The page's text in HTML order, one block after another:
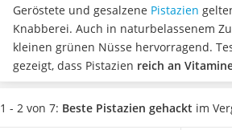
Honig
Gemüsebrühe
Eiskaffee-Pulver
Irischer Whiskey
Grapefruitkernextrakt
Matcha-Set
Geröstete und gesalzene Pistazien
Knabberei. Auch in naturbelassenem
kleinen grünen Nüsse hervorragend.
gezeigt, dass Pistazien reich an
Fettsäuren sind.Möchten Sie mit
eignen sie sich in gehackter Form
1 - 2 von 7: Beste Pistazien gehackt im